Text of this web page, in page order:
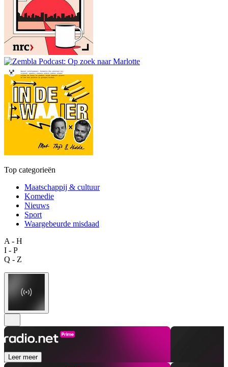
Top categorieën
Maatschappij & cultuur
Komedie
Nieuws
Sport
Waargebeurde misdaad
A - H
I - P
Q - Z
Leer meer